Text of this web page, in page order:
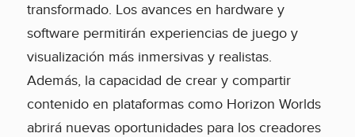
transformado. Los avances en hardware y
software permitirán experiencias de juego y
visualización más inmersivas y realistas.
Además, la capacidad de crear y compartir
contenido en plataformas como Horizon Worlds
abrirá nuevas oportunidades para los creadores